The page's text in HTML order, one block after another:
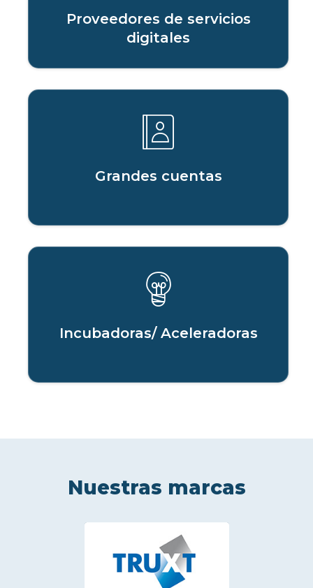
Proveedores de servicios
digitales
Grandes cuentas
Incubadoras/ Aceleradoras
Nuestras marcas